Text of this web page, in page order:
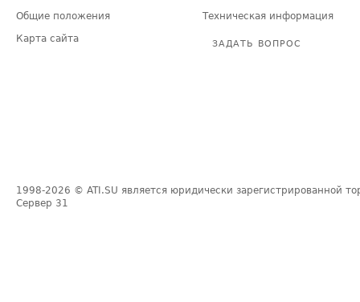
Общие положения
Карта сайта
Техническая информация
ЗАДАТЬ ВОПРОС
1998-2026 © ATI.SU является юридически зарегистрированной
Сервер 31